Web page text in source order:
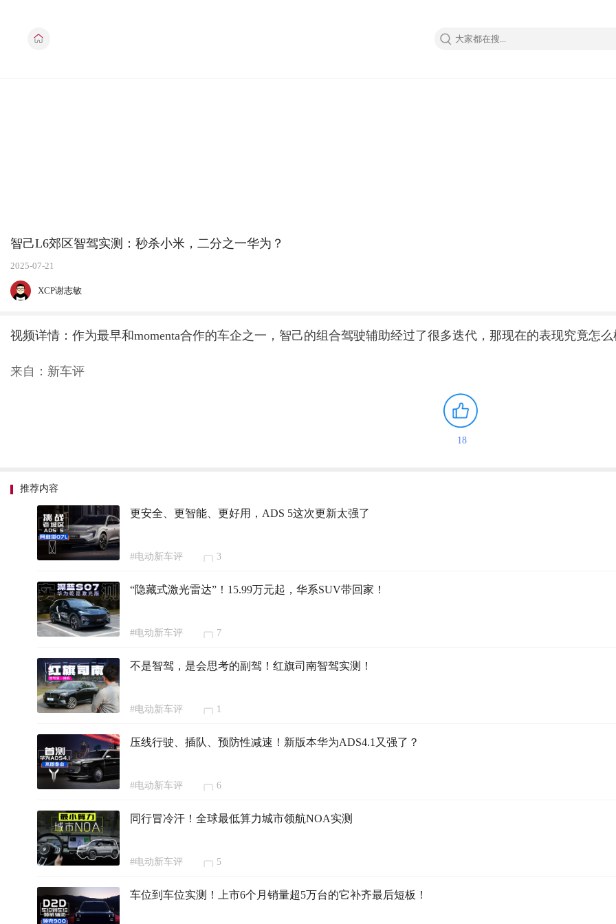
智己L6郊区智驾实测：秒杀小米，二分之一华为？
2025-07-21
XCP谢志敏
视频详情：作为最早和momenta合作的车企之一，智己的组合驾驶辅助经过了很多迭代，那现在的表现究竟怎
来自：新车评
18
推荐内容
更安全、更智能、更好用，ADS 5这次更新太强了
#电动新车评 3
“隐藏式激光雷达”！15.99万元起，华系SUV带回家！
#电动新车评 7
不是智驾，是会思考的副驾！红旗司南智驾实测！
#电动新车评 1
压线行驶、插队、预防性减速！新版本华为ADS4.1又强了？
#电动新车评 6
同行冒冷汗！全球最低算力城市领航NOA实测
#电动新车评 5
车位到车位实测！上市6个月销量超5万台的它补齐最后短板！